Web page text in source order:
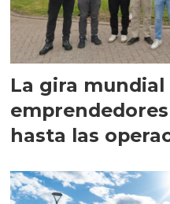
La gira mundial
hasta las